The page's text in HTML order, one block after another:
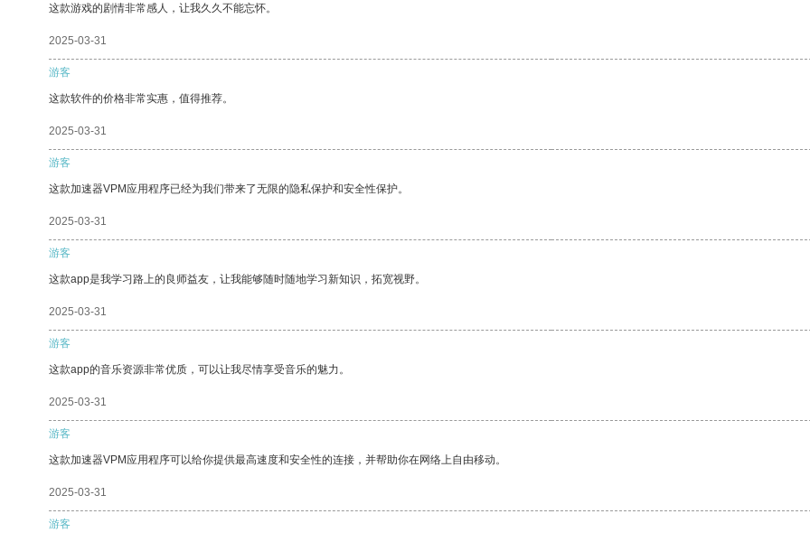
这款游戏的剧情非常感人，让我久久不能忘怀。
2025-03-31
游客
这款软件的价格非常实惠，值得推荐。
2025-03-31
游客
这款加速器VPM应用程序已经为我们带来了无限的隐私保护和安全性保护。
2025-03-31
游客
这款app是我学习路上的良师益友，让我能够随时随地学习新知识，拓宽视野。
2025-03-31
游客
这款app的音乐资源非常优质，可以让我尽情享受音乐的魅力。
2025-03-31
游客
这款加速器VPM应用程序可以给你提供最高速度和安全性的连接，并帮助你在网络上自由移动。
2025-03-31
游客